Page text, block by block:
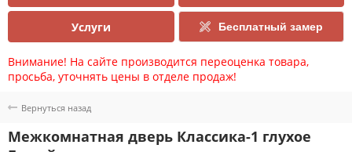
Услуги Бесплатный замер
Внимание! На сайте производится переоценка товара,
просьба, уточнять цены в отделе продаж!
Вернуться назад
Межкомнатная дверь Классика-1 глухое